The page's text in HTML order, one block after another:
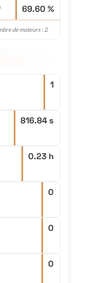
69.60 %
de moteurs : 2.
1
816.84 s
0.23 h
0
0
0